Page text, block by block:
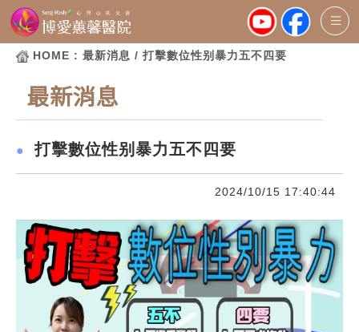
HOME : 最新消息 / 打擊數位性别暴力五不四要
最新消息
● 打擊數位性别暴力五不四要
2024/10/15 17:40:44